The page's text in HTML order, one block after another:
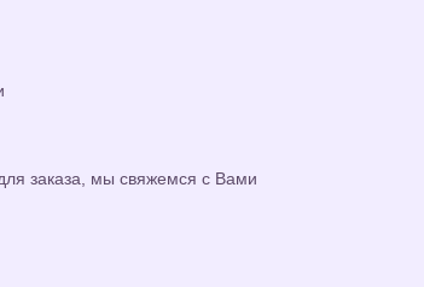
заказа, мы свяжемся с Вами